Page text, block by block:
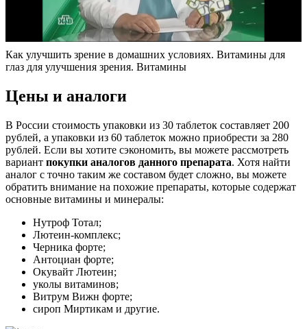
Как улучшить зрение в домашних условиях. Витамины для
глаз для улучшения зрения. Витамины
Цены и аналоги
В России стоимость упаковки из 30 таблеток составляет 200
рублей, а упаковки из 60 таблеток можно приобрести за 280
рублей. Если вы хотите сэкономить, вы можете рассмотреть
вариант покупки аналогов данного препарата. Хотя найти
аналог с точно таким же составом будет сложно, вы можете
обратить внимание на похожие препараты, которые содержат
основные витамины и минералы:
Нутроф Тотал;
Лютеин-комплекс;
Черника форте;
Антоциан форте;
Окувайт Лютеин;
уколы витаминов;
Витрум Вижн форте;
сироп Миртикам и другие.